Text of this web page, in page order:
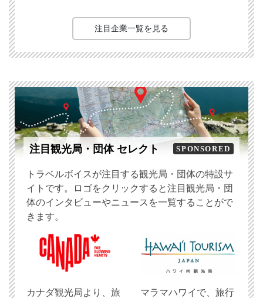
注目企業一覧を見る
注目観光局・団体 セレクト SPONSORED
トラベルボイスが注目する観光局・団体の特設サ
イトです。ロゴをクリックすると注目観光局・団
体のインタビューやニュースを一覧することがで
きます。
​カナダ観光局より、旅
マラマハワイで、旅行